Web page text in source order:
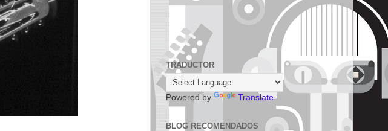
TRADUCTOR
Powered by Translate
BLOG RECOMENDADOS